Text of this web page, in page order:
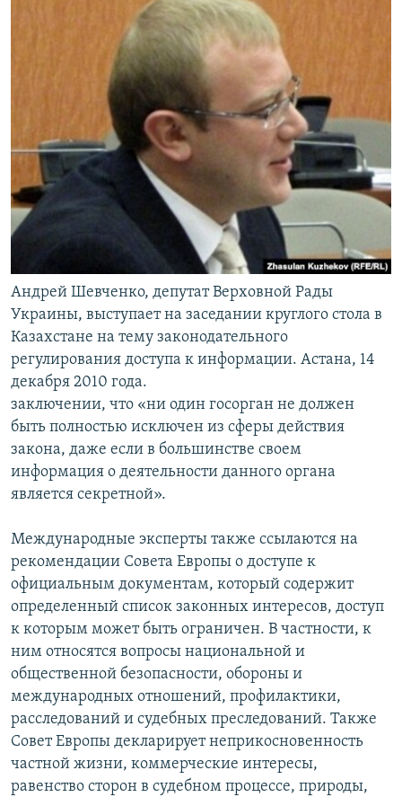
Андрей Шевченко, депутат Верховной Рады
Украины, выступает на заседании круглого стола в
Казахстане на тему законодательного
регулирования доступа к информации. Астана, 14
декабря 2010 года.
заключении, что «ни один госорган не должен
быть полностью исключен из сферы действия
закона, даже если в большинстве своем
информация о деятельности данного органа
является секретной».
Международные эксперты также ссылаются на
рекомендации Совета Европы о доступе к
официальным документам, который содержит
определенный список законных интересов, доступ
к которым может быть ограничен. В частности, к
ним относятся вопросы национальной и
общественной безопасности, обороны и
международных отношений, профилактики,
расследований и судебных преследований. Также
Совет Европы декларирует неприкосновенность
частной жизни, коммерческие интересы,
равенство сторон в судебном процессе, природы,